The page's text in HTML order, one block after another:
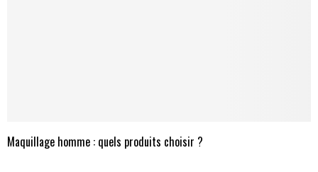
Maquillage homme : quels produits choisir ?